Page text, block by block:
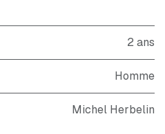
2 ans
Homme
Michel Herbelin